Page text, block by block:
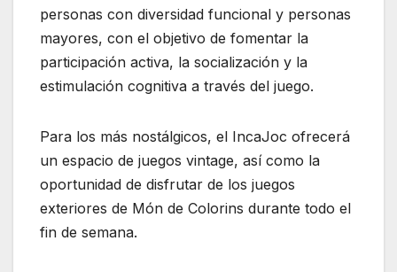
personas con diversidad funcional y personas
mayores, con el objetivo de fomentar la
participación activa, la socialización y la
estimulación cognitiva a través del juego.
Para los más nostálgicos, el IncaJoc ofrecerá
un espacio de juegos vintage, así como la
oportunidad de disfrutar de los juegos
exteriores de Món de Colorins durante todo el
fin de semana.